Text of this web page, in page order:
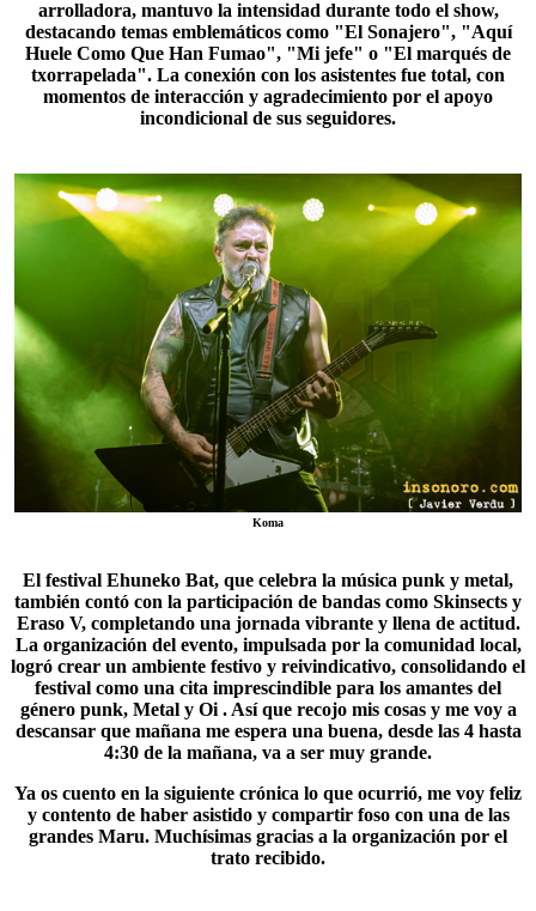
arrolladora, mantuvo la intensidad durante todo el show,
destacando temas emblemáticos como "El Sonajero", "Aquí
Huele Como Que Han Fumao", "Mi jefe" o "El marqués de
txorrapelada". La conexión con los asistentes fue total, con
momentos de interacción y agradecimiento por el apoyo
incondicional de sus seguidores.
Koma
El festival Ehuneko Bat, que celebra la música punk y metal,
también contó con la participación de bandas como Skinsects y
Eraso V, completando una jornada vibrante y llena de actitud.
La organización del evento, impulsada por la comunidad local,
logró crear un ambiente festivo y reivindicativo, consolidando el
festival como una cita imprescindible para los amantes del
género punk, Metal y Oi . Así que recojo mis cosas y me voy a
descansar que mañana me espera una buena, desde las 4 hasta
4:30 de la mañana, va a ser muy grande.
Ya os cuento en la siguiente crónica lo que ocurrió, me voy feliz
y contento de haber asistido y compartir foso con una de las
grandes Maru. Muchísimas gracias a la organización por el
trato recibido.